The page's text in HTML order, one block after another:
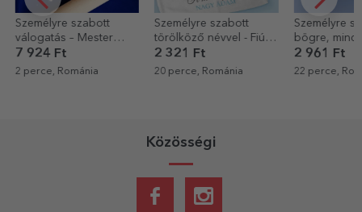
Személyre szabott
törölköző névvel - Fiú
csecsemő
2 321 Ft
20 perce, Románia
Személyre szabott
bögre, mindkét oldalán
a saját grafikáddal
2 961 Ft
22 perce, Románia
Személyre
párna
méretben
5 523 Ft
22 perce,
Közösségi